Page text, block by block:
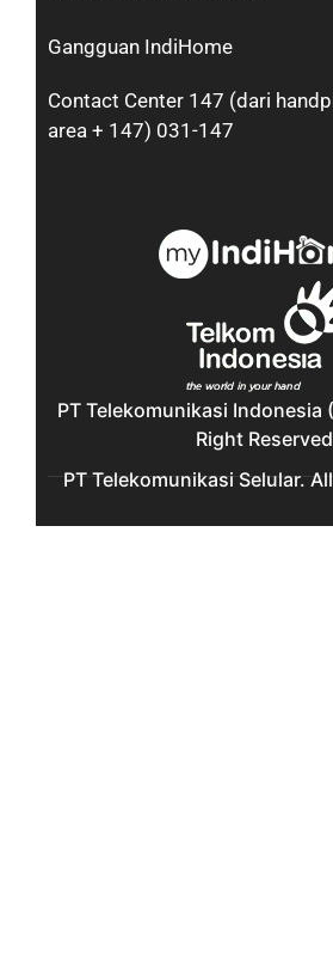
Gangguan IndiHome
Contact Center 147 (dari
area + 147) 031-147
PT Telekomunikasi Indonesia
Right
PT Telekomunikasi Selular.